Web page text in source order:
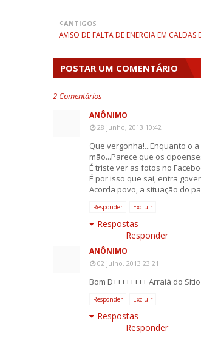
ANTIGOS
AVISO DE FALTA DE ENERGIA EM CALDAS
POSTAR UM COMENTÁRIO
2 Comentários
ANÔNIMO
28 junho, 2013 10:42
Que vergonha!...Enquanto o
mão...Parece que os
É triste ver as fotos no
É por isso que sai, entra
Acorda povo, a situação do
Responder Excluir
Respostas
Responder
ANÔNIMO
02 julho, 2013 23:21
Bom D++++++++ Arraiá do
Responder Excluir
Respostas
Responder